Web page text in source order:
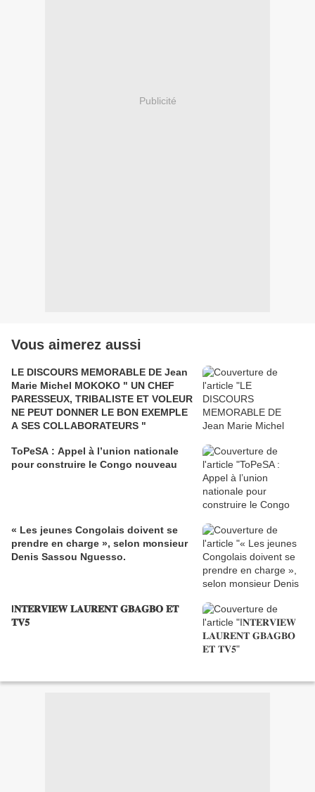
Publicité
Vous aimerez aussi
LE DISCOURS MEMORABLE DE Jean
Marie Michel MOKOKO " UN CHEF
PARESSEUX, TRIBALISTE ET VOLEUR
NE PEUT DONNER LE BON EXEMPLE
A SES COLLABORATEURS "
ToPeSA : Appel à l’union nationale
pour construire le Congo nouveau
« Les jeunes Congolais doivent se
prendre en charge », selon monsieur
Denis Sassou Nguesso.
I𝐍𝐓𝐄𝐑𝐕𝐈𝐄𝐖 𝐋𝐀𝐔𝐑𝐄𝐍𝐓 𝐆𝐁𝐀𝐆𝐁𝐎 𝐄𝐓
𝐓𝐕𝟓